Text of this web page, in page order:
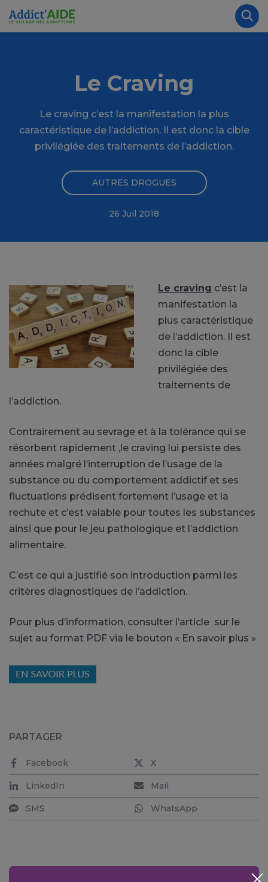
Aller au contenu principal
Le Craving
Le craving c’est la manifestation la plus
caractéristique de l’addiction. Il est donc la cible
privilégiée des traitements de l’addiction.
AUTRES DROGUES
26 Juil 2018
Le craving c’est la
manifestation la
plus caractéristique
de l’addiction. Il est
donc la cible
privilégiée des
traitements de
l’addiction.
Contrairement au sevrage et à la tolérance qui se
résorbent rapidement ,le craving lui persiste des
années malgré l’interruption de l’usage de la
substance ou du comportement addictif et ses
fluctuations prédisent fortement l’usage et la
rechute et c’est valable pour toutes les substances
ainsi que pour le jeu pathologique et l’addiction
alimentaire.
C’est ce qui a justifié son introduction parmi les
critères diagnostiques de l’addiction.
Pour plus d’information, consulter l’article sur le
sujet au format PDF via le bouton « En savoir plus »
PARTAGER
Facebook X
LinkedIn Mail
SMS WhatsApp
Panneau de gestion des cookies